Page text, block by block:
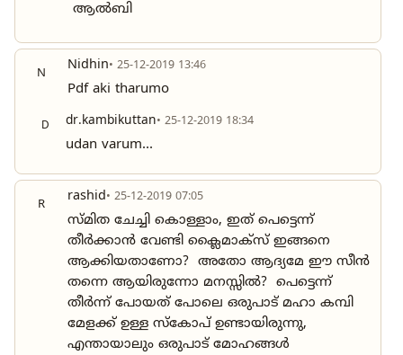
ആൽബി
N Nidhin• 25-12-2019 13:46
Pdf aki tharumo
D dr.kambikuttan• 25-12-2019 18:34
udan varum...
R rashid• 25-12-2019 07:05
സ്മിത ചേച്ചി കൊള്ളാം, ഇത് പെട്ടെന്ന്
തീർക്കാൻ വേണ്ടി ക്ലൈമാക്സ്‌ ഇങ്ങനെ
ആക്കിയതാണോ? അതോ ആദ്യമേ ഈ സീൻ
തന്നെ ആയിരുന്നോ മനസ്സിൽ? പെട്ടെന്ന്
തീർന്ന് പോയത് പോലെ ഒരുപാട് മഹാ കമ്പി
മേളക്ക് ഉള്ള സ്കോപ് ഉണ്ടായിരുന്നു,
എന്തായാലും ഒരുപാട് മോഹങ്ങൾ